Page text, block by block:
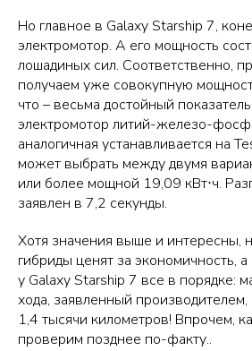
Но главное в Galaxy Starship 7,
электромотор. А его мощность
лошадиных сил. Соответственно,
получаем уже совокупную
что – весьма достойный
электромотор литий-железо-
аналогичная устанавливается на
может выбрать между двумя
или более мощной 19,09 кВт⋅ч.
заявлен в 7,2 секунды.
Хотя значения выше и интересны,
гибриды ценят за экономичность,
у Galaxy Starship 7 все в порядке:
хода, заявленный производителем,
1,4 тысячи километров! Впрочем,
проверим позднее по-факту..